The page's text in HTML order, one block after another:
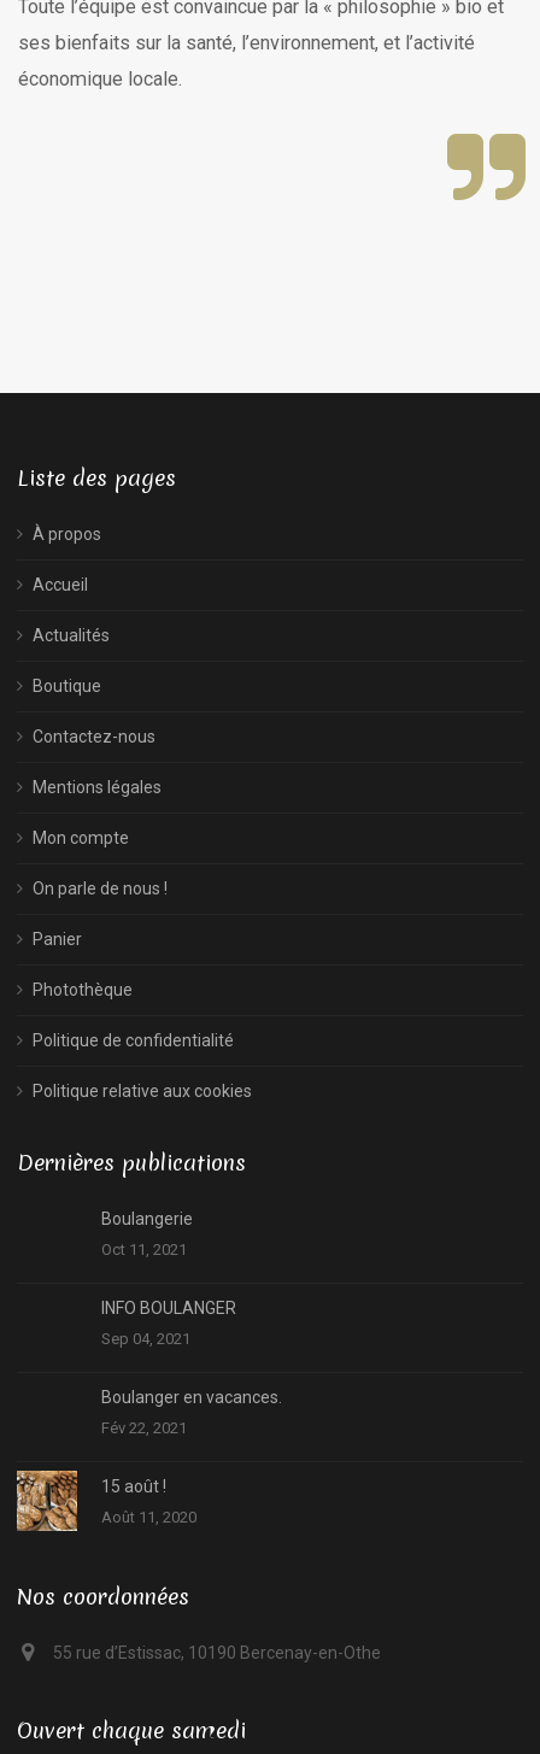
Toute l’équipe est convaincue par la « philosophie » bio et
ses bienfaits sur la santé, l’environnement, et l’activité
économique locale.
Liste des pages
À propos
Accueil
Actualités
Boutique
Contactez-nous
Mentions légales
Mon compte
On parle de nous !
Panier
Photothèque
Politique de confidentialité
Politique relative aux cookies
Dernières publications
Boulangerie
Oct 11, 2021
INFO BOULANGER
Sep 04, 2021
Boulanger en vacances.
Fév 22, 2021
15 août !
Août 11, 2020
Nos coordonnées
55 rue d’Estissac, 10190 Bercenay-en-Othe
Ouvert chaque samedi